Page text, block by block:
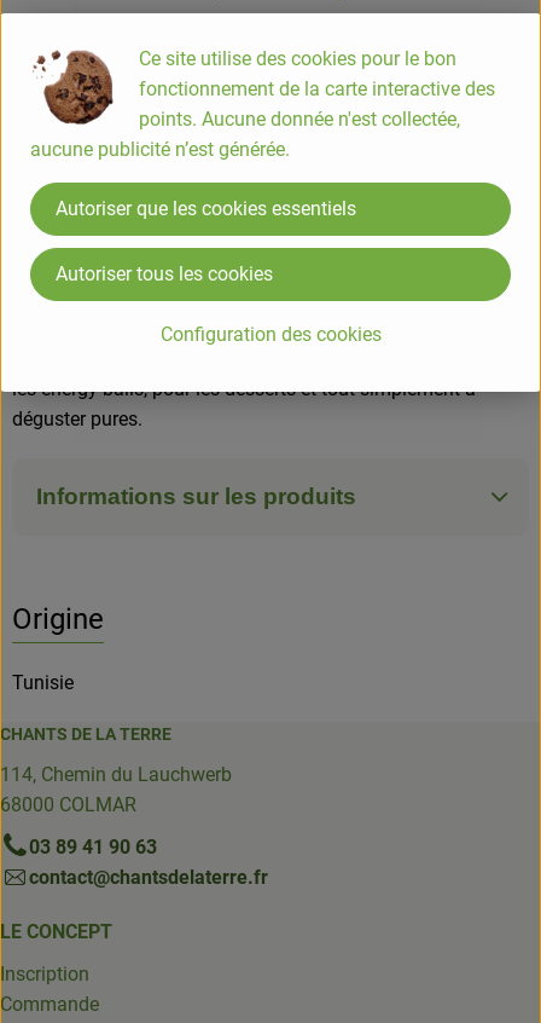
Info Origine
Info
Les dattes « Deglet Nour » sont considérées comme les
reines des dattes. Les fruits dorés à ambrés ont une pulpe
très juteuse et ferme. Ils ont un délicieux goût fruité avec un
léger parfum de miel et de caramel. Les dattes proviennent
du commerce équitable et sont fournies par notre partenaire
HAND IN HAND en Tunisie. Les fruits sucrés et parfumés
les energy balls, pour les desserts et tout simplement à
déguster pures.
Informations sur les produits
Origine
Tunisie
CHANTS DE LA TERRE
114, Chemin du Lauchwerb
68000 COLMAR
03 89 41 90 63
contact@chantsdelaterre.fr
LE CONCEPT
Inscription
Commande
Ce site utilise des cookies pour le bon
fonctionnement de la carte interactive des
points. Aucune donnée n'est collectée,
aucune publicité n’est générée.
Configuration des cookies
Autoriser que les cookies essentiels
Autoriser tous les cookies